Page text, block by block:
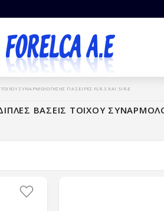
ΣΥΝΑΡΜΟΛΟΓΗΣΗΣ ΓΙΑ ΣΕΙΡΕΣ FLR-S ΚΑΙ SIR-E
ΒΑΣΕΙΣ ΤΟΙΧΟΥ